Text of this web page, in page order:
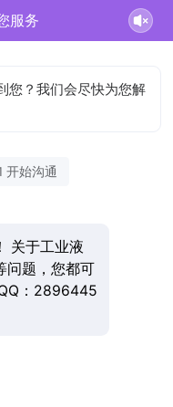
服务
您？我们会尽快为您解
开始沟通
关于工业液
问题，您都可
：2896445